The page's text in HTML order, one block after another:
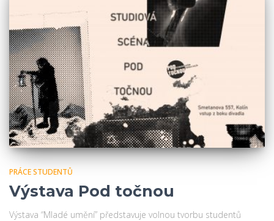
PRÁCE STUDENTŮ
Výstava Pod točnou
Výstava “Mladé umění” představuje volnou tvorbu studentů